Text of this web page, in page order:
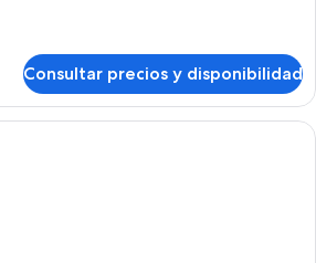
Consultar precios y disponibilidad
Una habitación de hotel con cama,